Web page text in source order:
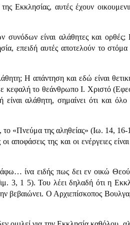
Εκκλησίας, αυτές έχουν
συνόδων είναι αλάθητες και ορθές;
επειδή αυτές αποτελούν το
Η απάντηση και εδώ είναι
κεφαλή το θεάνθρωπο Ι. Χριστό
αλάθητη, σημαίνει ότι και
«Πνεύμα της αληθείας» (Ιω. 14, 16-
αποφάσεις της και οι ενέργειες
ίνα ειδής πως δει εν οικώ Θεού
3, 1 5). Του λέει δηλαδή ότι η
βεβαιώνει. Ο Αρχιεπίσκοπος